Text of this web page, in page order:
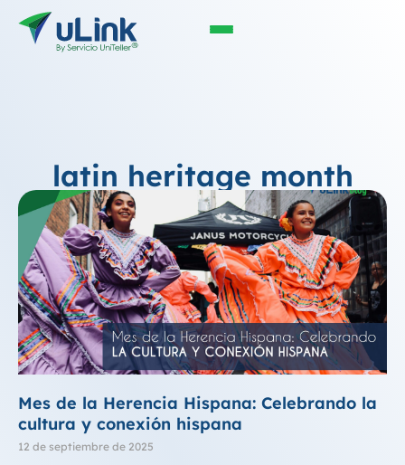
latin heritage month
Mes de la Herencia Hispana: Celebrando la
cultura y conexión hispana
12 de septiembre de 2025